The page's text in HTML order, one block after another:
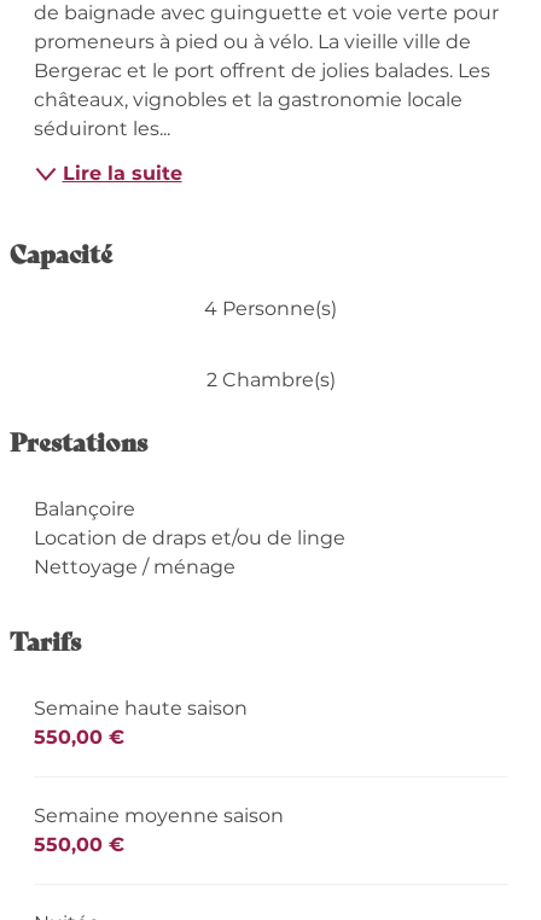
de baignade avec guinguette et voie verte pour
promeneurs à pied ou à vélo. La vieille ville de
Bergerac et le port offrent de jolies balades. Les
châteaux, vignobles et la gastronomie locale
séduiront les...
Lire la suite
Capacité
4 Personne(s)
2 Chambre(s)
Prestations
Balançoire
Location de draps et/ou de linge
Nettoyage / ménage
Tarifs
Semaine haute saison
550,00 €
Semaine moyenne saison
550,00 €